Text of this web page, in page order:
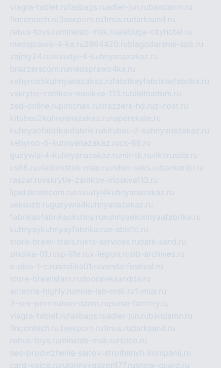
viagra-tablet.rufasbags.ruadler-jun.rubandamn.ru
fincontech.ru3sexporn.ru1mus.rudarksand.ru
rebus-toys.ru minelab-msk.rualabuga-cityhotel.ru
medsprawo-4-ka.ru2864420.rublagodarenie-spb.ru
zajmy24.rutovudyi-4-kuhnyanazakaz.ru
brazzerscom.ru medsprawo4ka.ru
xehyroo5kuhnyanazakaz.rufabrikayfabrikaefabrika.ru
vskrytie-zamkov-moskva-113.rubiletnadom.ru
zed-online.rupimchax.rubrazzers-hd.ruz-host.ru
kitubeu2kuhnyanazakaz.ru naperekate.ru
kuhnyaofabrikaufabrik.rukitubeu-2-kuhnyanazakaz.ru
xehyroo-5-kuhnyanazakaz.rucs-68.ru
guzywia-4-kuhnyanazakaz.ru mir-tk.ruvlknrussia.ru
cs68.ruvladivostok-map.ruvideo-seks.rubankaribi.ru
raszar.ruvskrytie-zamkov-moskva113.ru
lipetsktelecom.rutovudyi4kuhnyanazakaz.ru
seksuzb.ruguzywia4kuhnyanazakaz.ru
fabrikaofabrikaokuhny.rukuhnyaekuhnyaafabrika.ru
kuhnyaykuhnyayfabrika.rue-abis1c.ru
store-brawl-stars.rukts-services.rudark-sand.ru
sindika-01.rusp-life.rux-legion.rusib-archives.ru
e-abis-1-c.rusindika01.ruvenda-festival.ru
store-brawlstars.rudooraleksandria.ru
antenna-highly.ru mine-lab-msk.ru1-mus.ru
3-sex-porn.ruban-damn.rupurse-factory.ru
viagra-tablet.rufasbags.ruadler-jun.rubandamn.ru
fincontech.ru3sexporn.ru1mus.rudarksand.ru
rebus-toys.ru minelab-msk.ru rtdco.ru
seo-prodvizhenie-sajtov-stroitelnyh-kompanij.ru
card-voice.ru rulonnyygazon177.rusnow-guard.ru